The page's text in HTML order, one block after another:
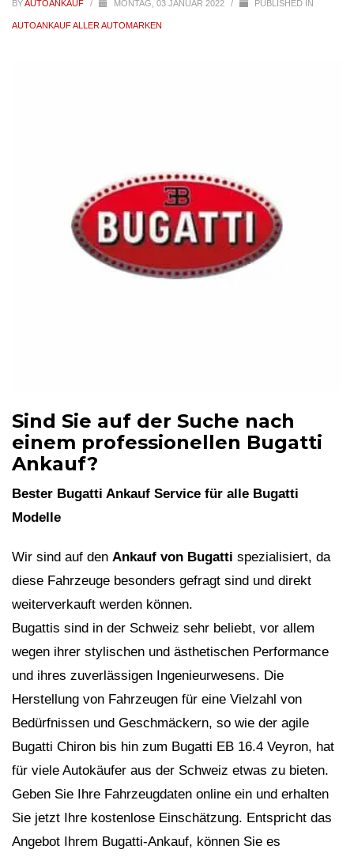
BYAUTOANKAUF / MONTAG, 03 JANUAR 2022 / PUBLISHED IN
AUTOANKAUF ALLER AUTOMARKEN
Sind Sie auf der Suche nach
einem professionellen Bugatti
Ankauf?
Bester Bugatti Ankauf Service für alle Bugatti
Modelle
Wir sind auf den Ankauf von Bugatti spezialisiert, da
diese Fahrzeuge besonders gefragt sind und direkt
weiterverkauft werden können.
Bugattis sind in der Schweiz sehr beliebt, vor allem
wegen ihrer stylischen und ästhetischen Performance
und ihres zuverlässigen Ingenieurwesens. Die
Herstellung von Fahrzeugen für eine Vielzahl von
Bedürfnissen und Geschmäckern, so wie der agile
Bugatti Chiron bis hin zum Bugatti EB 16.4 Veyron, hat
für viele Autokäufer aus der Schweiz etwas zu bieten.
Geben Sie Ihre Fahrzeugdaten online ein und erhalten
Sie jetzt Ihre kostenlose Einschätzung. Entspricht das
Angebot Ihrem Bugatti-Ankauf, können Sie es